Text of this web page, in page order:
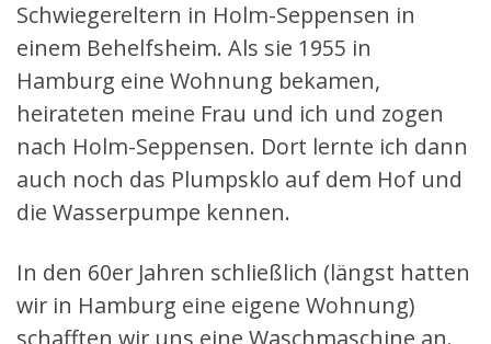
Schwiegereltern in Holm-Seppensen in
einem Behelfsheim. Als sie 1955 in
Hamburg eine Wohnung bekamen,
heirateten meine Frau und ich und zogen
nach Holm-Seppensen. Dort lernte ich dann
auch noch das Plumpsklo auf dem Hof und
die Wasserpumpe kennen.
In den 60er Jahren schließlich (längst hatten
wir in Hamburg eine eigene Wohnung)